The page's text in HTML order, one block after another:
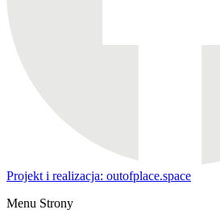
Projekt i realizacja: outofplace.space
Menu Strony